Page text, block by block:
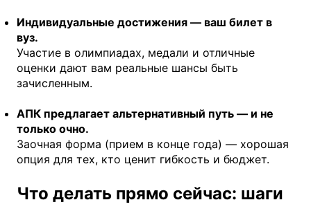
Индивидуальные достижения — ваш билет в
вуз.
Участие в олимпиадах, медали и отличные
оценки дают вам реальные шансы быть
зачисленным.
АПК предлагает альтернативный путь — и не
только очно.
Заочная форма (прием в конце года) — хорошая
опция для тех, кто ценит гибкость и бюджет.
Что делать прямо сейчас: шаги